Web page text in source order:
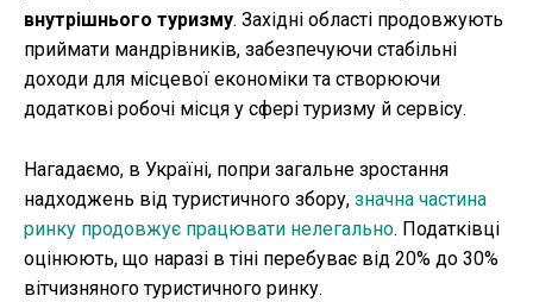
внутрішнього туризму. Західні області продовжують
приймати мандрівників, забезпечуючи стабільні
доходи для місцевої економіки та створюючи
додаткові робочі місця у сфері туризму й сервісу.
Нагадаємо, в Україні, попри загальне зростання
надходжень від туристичного збору, значна частина
ринку продовжує працювати нелегально. Податківці
оцінюють, що наразі в тіні перебуває від 20% до 30%
вітчизняного туристичного ринку.